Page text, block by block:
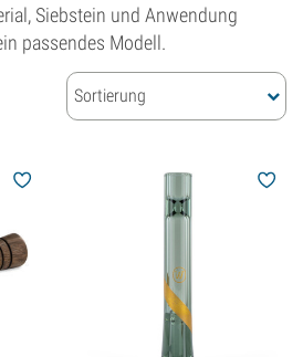
Siebstein und Anwendung
passendes Modell.
Sortierung